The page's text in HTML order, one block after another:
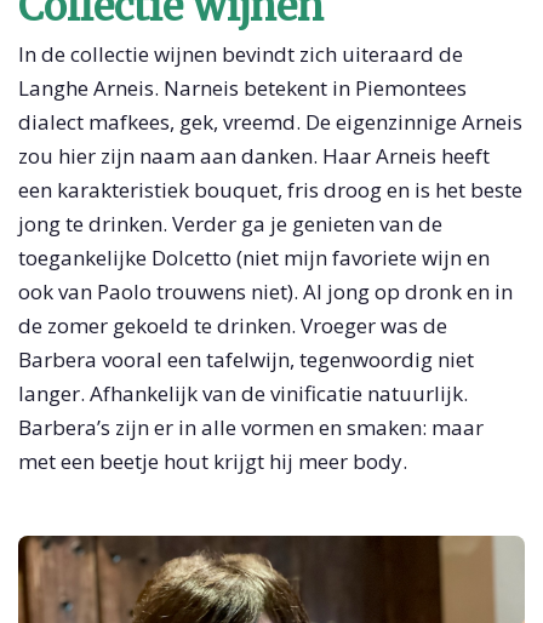
In de collectie wijnen bevindt zich uiteraard de
Langhe Arneis. Narneis betekent in Piemontees
dialect mafkees, gek, vreemd. De eigenzinnige Arneis
zou hier zijn naam aan danken. Haar Arneis heeft
een karakteristiek bouquet, fris droog en is het beste
jong te drinken. Verder ga je genieten van de
toegankelijke Dolcetto (niet mijn favoriete wijn en
ook van Paolo trouwens niet). Al jong op dronk en in
de zomer gekoeld te drinken. Vroeger was de
Barbera vooral een tafelwijn, tegenwoordig niet
langer. Afhankelijk van de vinificatie natuurlijk.
Barbera’s zijn er in alle vormen en smaken: maar
met een beetje hout krijgt hij meer body.